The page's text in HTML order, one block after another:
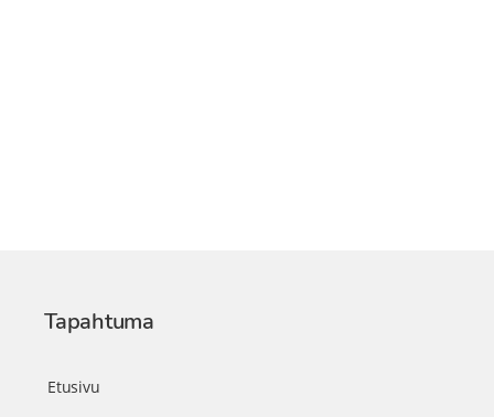
Tapahtuma
Etusivu